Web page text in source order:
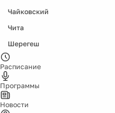
Чайковский
Чита
Шерегеш
Расписание
Программы
Новости